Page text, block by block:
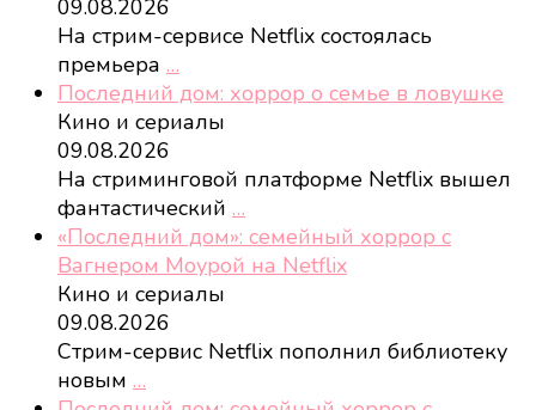
09.08.2026
На стрим-сервисе Netflix состоялась
премьера …
Последний дом: хоррор о семье в ловушке
Кино и сериалы
09.08.2026
На стриминговой платформе Netflix вышел
фантастический …
«Последний дом»: семейный хоррор с
Вагнером Моурой на Netflix
Кино и сериалы
09.08.2026
Стрим-сервис Netflix пополнил библиотеку
новым …